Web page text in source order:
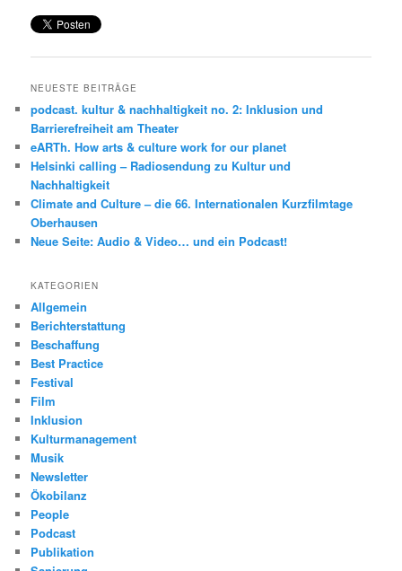
NEUESTE BEITRÄGE
podcast. kultur & nachhaltigkeit no. 2: Inklusion und
Barrierefreiheit am Theater
eARTh. How arts & culture work for our planet
Helsinki calling – Radiosendung zu Kultur und
Nachhaltigkeit
Climate and Culture – die 66. Internationalen Kurzfilmtage
Oberhausen
Neue Seite: Audio & Video… und ein Podcast!
KATEGORIEN
Allgemein
Berichterstattung
Beschaffung
Best Practice
Festival
Film
Inklusion
Kulturmanagement
Musik
Newsletter
Ökobilanz
People
Podcast
Publikation